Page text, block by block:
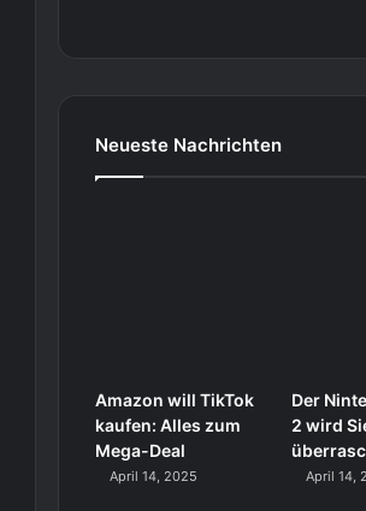
Neueste Nachrichten
Amazon will TikTok
kaufen: Alles zum
Mega-Deal
April 14, 2025
Der
2 wird
April 14,